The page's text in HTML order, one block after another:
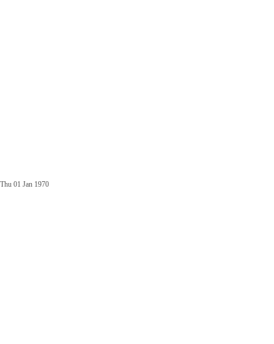
Thu 01 Jan 1970